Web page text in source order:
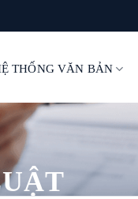
THỐNG VĂN BẢN